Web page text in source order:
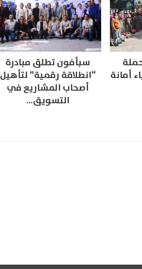
أمانة
سبأفون تطلق مبادرة
“انطلاقة رقمية” لتأهيل
أصحاب المشاريع في
التسويق…